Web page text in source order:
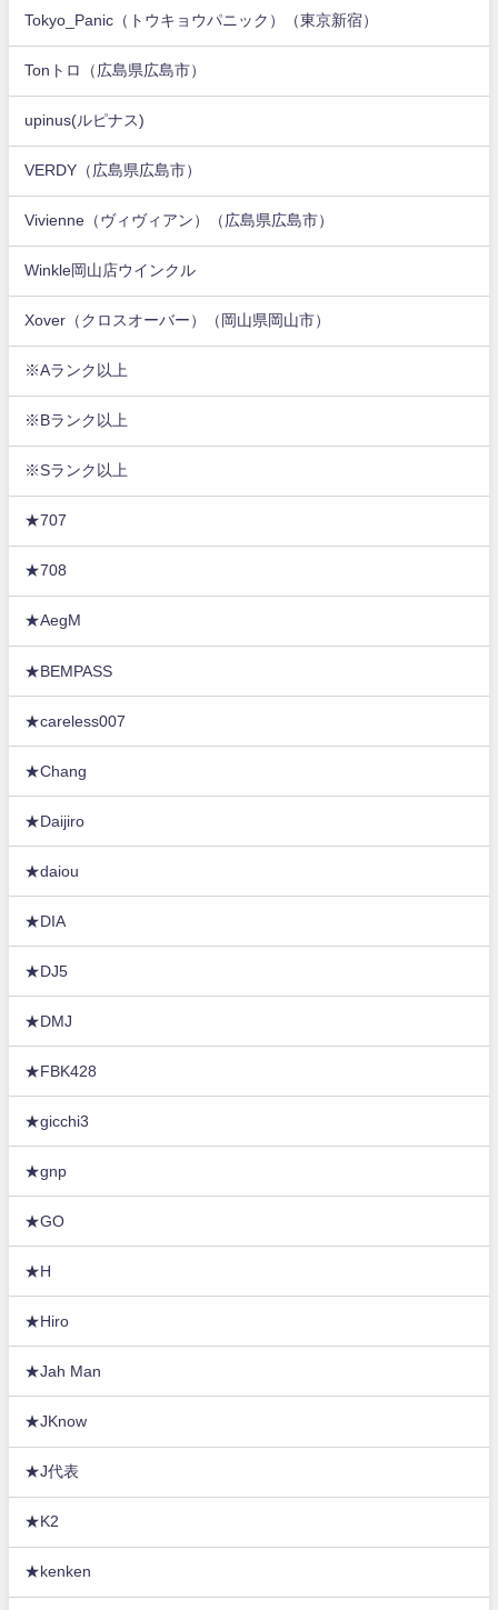
Tokyo_Panic（トウキョウパニック）（東京新宿）
Tonトロ（広島県広島市）
upinus(ルピナス)
VERDY（広島県広島市）
Vivienne（ヴィヴィアン）（広島県広島市）
Winkle岡山店ウインクル
Xover（クロスオーバー）（岡山県岡山市）
※Aランク以上
※Bランク以上
※Sランク以上
★707
★708
★AegM
★BEMPASS
★careless007
★Chang
★Daijiro
★daiou
★DIA
★DJ5
★DMJ
★FBK428
★gicchi3
★gnp
★GO
★H
★Hiro
★Jah Man
★JKnow
★J代表
★K2
★kenken